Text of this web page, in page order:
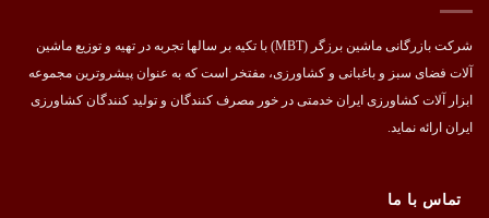
شرکت بازرگانی ماشین برزگر (MBT) با تکیه بر سالها تجربه در تهیه و توزیع ماشین
آلات فضای سبز و باغبانی و کشاورزی، مفتخر است که به عنوان پیشروترین مجموعه
ابزار آلات کشاورزی ایران خدمتی در خور مصرف کنندگان و تولید کنندگان کشاورزی
ایران ارائه نماید.
تماس با ما